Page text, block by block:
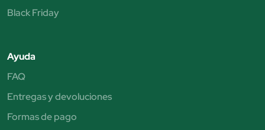
Black Friday
Ayuda
FAQ
Entregas y devoluciones
Formas de pago